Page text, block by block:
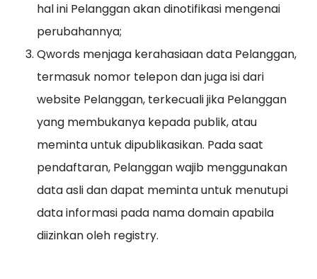
hal ini Pelanggan akan dinotifikasi mengenai
perubahannya;
Qwords menjaga kerahasiaan data Pelanggan,
termasuk nomor telepon dan juga isi dari
website Pelanggan, terkecuali jika Pelanggan
yang membukanya kepada publik, atau
meminta untuk dipublikasikan. Pada saat
pendaftaran, Pelanggan wajib menggunakan
data asli dan dapat meminta untuk menutupi
data informasi pada nama domain apabila
diizinkan oleh registry.